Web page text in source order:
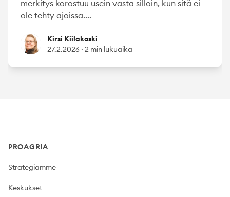
merkitys korostuu usein vasta silloin, kun sitä ei
ole tehty ajoissa....
Kirsi Kiilakoski
Kirsi Kiilakoski
27.2.2026 · 2 min lukuaika
PROAGRIA
Strategiamme
Keskukset